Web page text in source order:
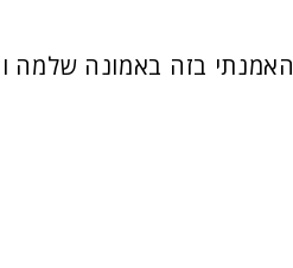
האמנתי בזה באמונה שלמה